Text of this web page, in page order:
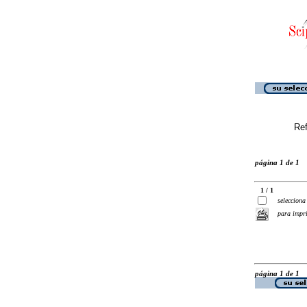
página 1 de 1
1 / 1
selecciona
para
página 1 de 1